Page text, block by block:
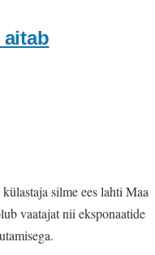
silme ees lahti Maa
vaatajat nii eksponaatide